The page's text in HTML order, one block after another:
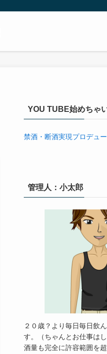
YOU TUBE始めちゃ
禁酒・断酒実現プロデュ
管理人：小太郎
２０歳？より毎日毎日飲
す。（ちゃんとお仕事はし
酒量も完全に許容範囲を